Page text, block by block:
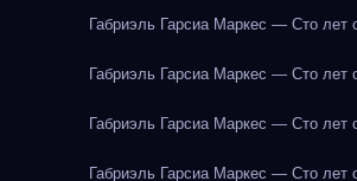
Габриэль Гарсиа Маркес — Сто лет
Габриэль Гарсиа Маркес — Сто лет
Габриэль Гарсиа Маркес — Сто лет
Габриэль Гарсиа Маркес — Сто лет